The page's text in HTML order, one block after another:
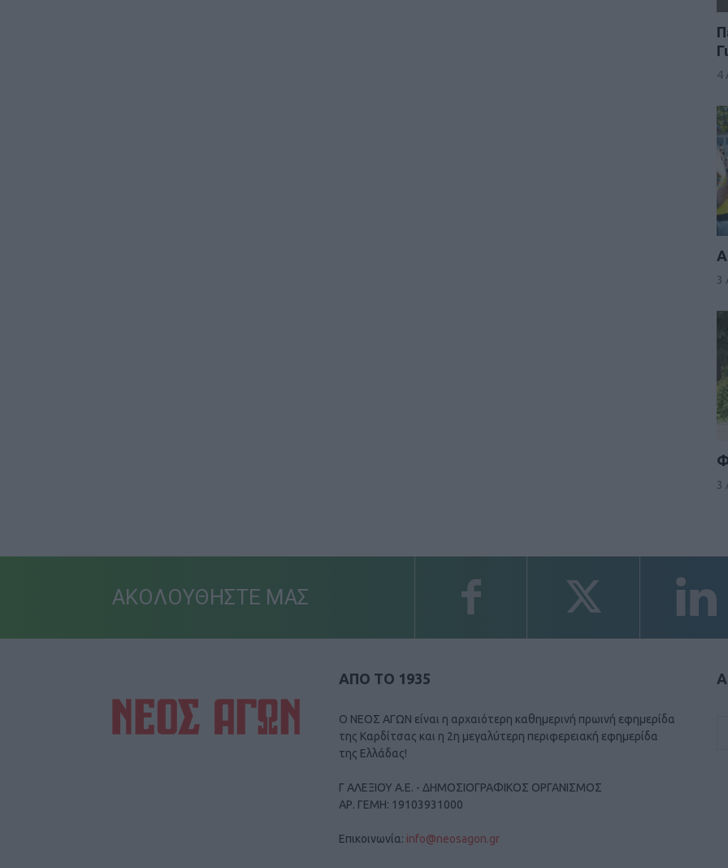
4
3
3
ΑΚΟΛΟΥΘΗΣΤΕ ΜΑΣ
ΑΠΟ ΤΟ 1935
Ο ΝΕΟΣ ΑΓΩΝ είναι η αρχαιότερη καθημερινή πρωινή εφημερίδα
της Καρδίτσας και η 2η μεγαλύτερη περιφερειακή εφημερίδα
της Ελλάδας!
Γ ΑΛΕΞΙΟΥ Α.Ε. - ΔΗΜΟΣΙΟΓΡΑΦΙΚΟΣ ΟΡΓΑΝΙΣΜΟΣ
ΑΡ. ΓΕΜΗ: 19103931000
Επικοινωνία: info@neosagon.gr